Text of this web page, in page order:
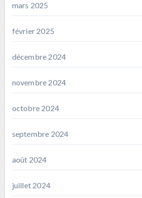
mars 2025
février 2025
décembre 2024
novembre 2024
octobre 2024
septembre 2024
août 2024
juillet 2024